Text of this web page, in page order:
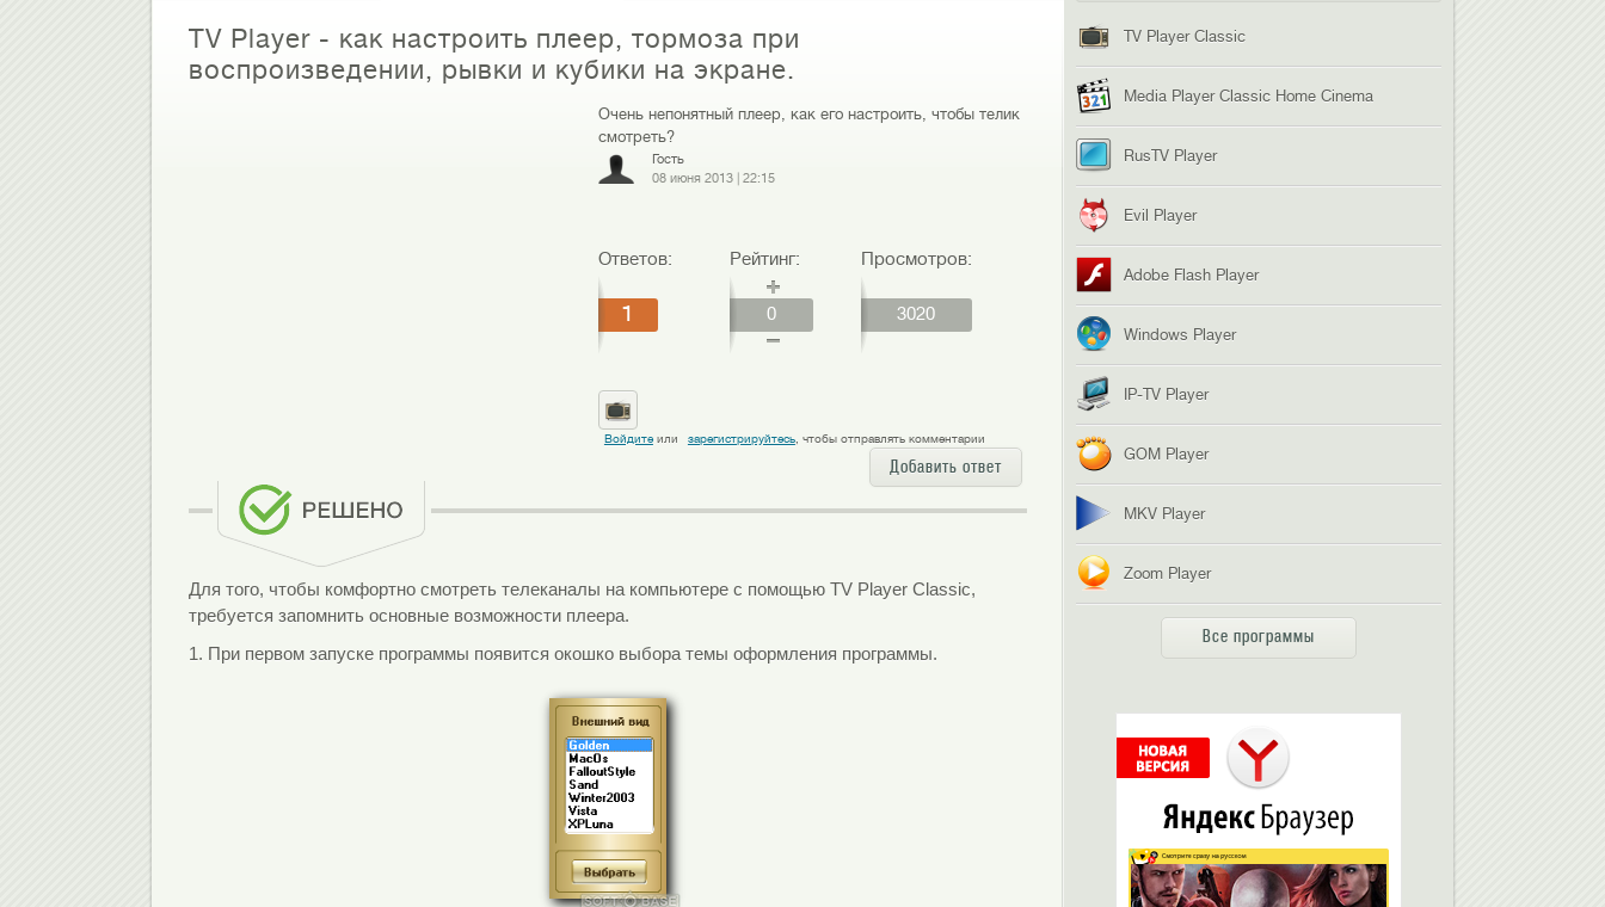
TV Player - как настроить плеер, тормоза при
воспроизведении, рывки и кубики на экране.
Очень непонятный плеер, как его настроить, чтобы телик
смотреть?
Гость
08 июня 2013| 22:15
Ответов:
1
Рейтинг:
0
Просмотров:
3020
Войдитеили зарегистрируйтесь, чтобы отправлять комментарии
Добавить ответ
Для того, чтобы комфортно смотреть телеканалы на компьютере с помощью TV Player Classic,
требуется запомнить основные возможности плеера.
1. При первом запуске программы появится окошко выбора темы оформления программы.
TV Player Classic
Media Player Classic Home Cinema
RusTV Player
Evil Player
Adobe Flash Player
Windows Player
IP-TV Player
GOM Player
MKV Player
Zoom Player
Все программы